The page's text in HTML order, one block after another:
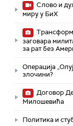
Слово и
миру у БиХ
заговара
за рат без
Операција
злочини?
Договор
Милошевића
Политика и